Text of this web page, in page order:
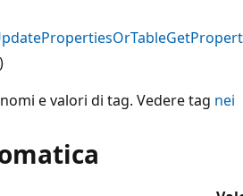
e valori di tag. Vedere tag nei